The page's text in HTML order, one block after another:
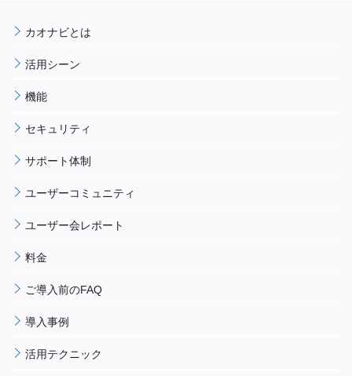
カオナビとは
活用シーン
機能
セキュリティ
サポート体制
ユーザーコミュニティ
ユーザー会レポート
料金
ご導入前のFAQ
導入事例
活用テクニック